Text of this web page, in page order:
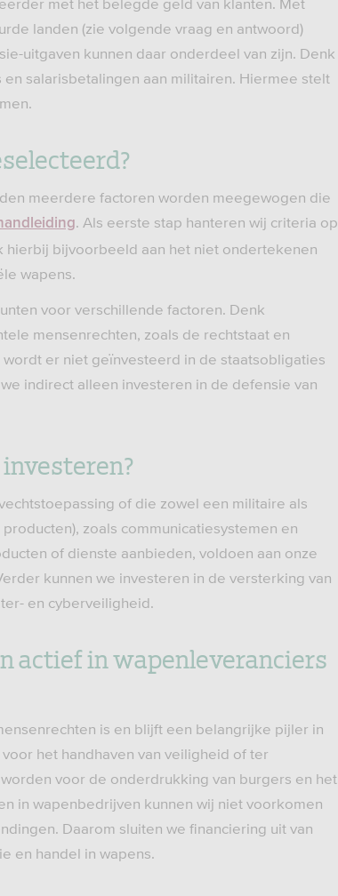
met het belegde geld van klanten. Met
landen (zie volgende vraag en antwoord)
uitgaven kunnen daar onderdeel van zijn. Denk
salarisbetalingen aan militairen. Hiermee stelt
meerdere factoren worden meegewogen die
. Als eerste stap hanteren wij criteria op
hierbij bijvoorbeeld aan het niet ondertekenen
wapens.
voor verschillende factoren. Denk
mensenrechten, zoals de rechtstaat en
er niet geïnvesteerd in de staatsobligaties
indirect alleen investeren in de defensie van
of die zowel een militaire als
zoals communicatiesystemen en
of dienste aanbieden, voldoen aan onze
kunnen we investeren in de versterking van
en cyberveiligheid.
actief in wapenleveranciers
is en blijft een belangrijke pijler in
het handhaven van veiligheid of ter
voor de onderdrukking van burgers en het
in wapenbedrijven kunnen wij niet voorkomen
Daarom sluiten we financiering uit van
en handel in wapens.